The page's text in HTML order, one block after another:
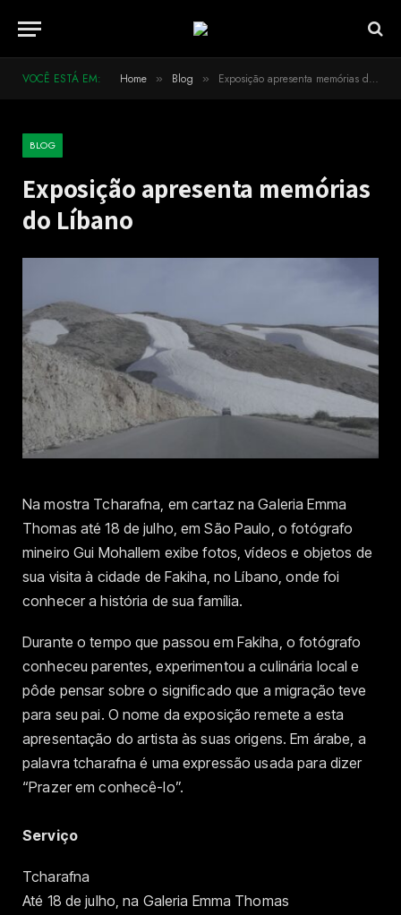
VOCÊ ESTÁ EM: Home » Blog » Exposição apresenta memórias do Líbano
BLOG
Exposição apresenta memórias
do Líbano
Na mostra Tcharafna, em cartaz na Galeria Emma
Thomas até 18 de julho, em São Paulo, o fotógrafo
mineiro Gui Mohallem exibe fotos, vídeos e objetos de
sua visita à cidade de Fakiha, no Líbano, onde foi
conhecer a história de sua família.
Durante o tempo que passou em Fakiha, o fotógrafo
conheceu parentes, experimentou a culinária local e
pôde pensar sobre o significado que a migração teve
para seu pai. O nome da exposição remete a esta
apresentação do artista às suas origens. Em árabe, a
palavra tcharafna é uma expressão usada para dizer
“Prazer em conhecê-lo”.
Serviço
Tcharafna
Até 18 de julho, na Galeria Emma Thomas